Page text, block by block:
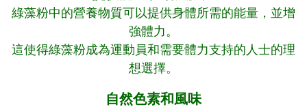
綠藻粉中的營養物質可以提供身體所需的能量，並增
強體力。
這使得綠藻粉成為運動員和需要體力支持的人士的理
想選擇。
自然色素和風味